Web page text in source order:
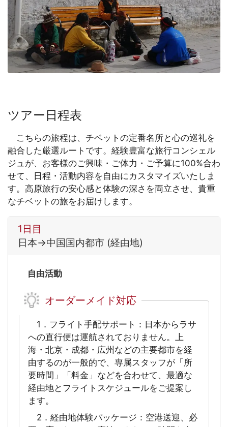
ツアー日程表
こちらの旅程は、チベットの定番名所と心の巡礼を
融合した厳選ルートです。経験豊富な旅行コンシェル
ジュが、お客様のご興味・ご体力・ご予算に100%合わ
せて、日程・活動内容を自由にカスタマイズいたしま
す。高原旅行の安心感と体験の深さを両立させ、貴重
なチベットの旅をお届けします。
1日目
日本→中国国内都市 (経由地)
自由活動
オーダーメイド対応
1．フライト手配サポート：日本からラサ
への直行便は運航されておりません。上
海・北京・成都・広州などの主要都市を経
由するのが一般的で、専属スタッフが「所
要時間」「料金」などを合わせて、最適な
経由地とフライトスケジュールをご提案し
ます。
2．経由地体験パッケージ：空港送迎、必